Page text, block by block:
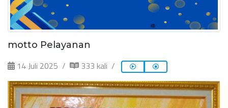
motto Pelayanan
14 Juli 2025 333 kali